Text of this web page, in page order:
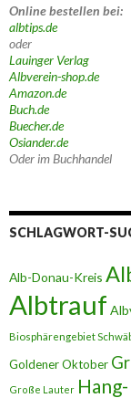
Online bestellen bei:
albtips.de
oder
Lauinger Verlag
Albverein-shop.de
Amazon.de
Buch.de
Buecher.de
Osiander.de
Oder im Buchhandel
SCHLAGWORT-
Alb-Donau-Kreis
Albtrauf
Biosphärengebiet
Goldener Oktober
Große Lauter